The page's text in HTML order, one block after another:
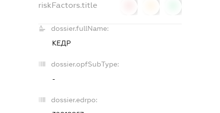
riskFactors.title
dossier.fullName:
КЕДР
dossier.opfSubType:
-
dossier.edrpo: